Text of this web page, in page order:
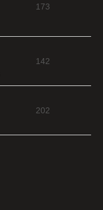
173
142
202